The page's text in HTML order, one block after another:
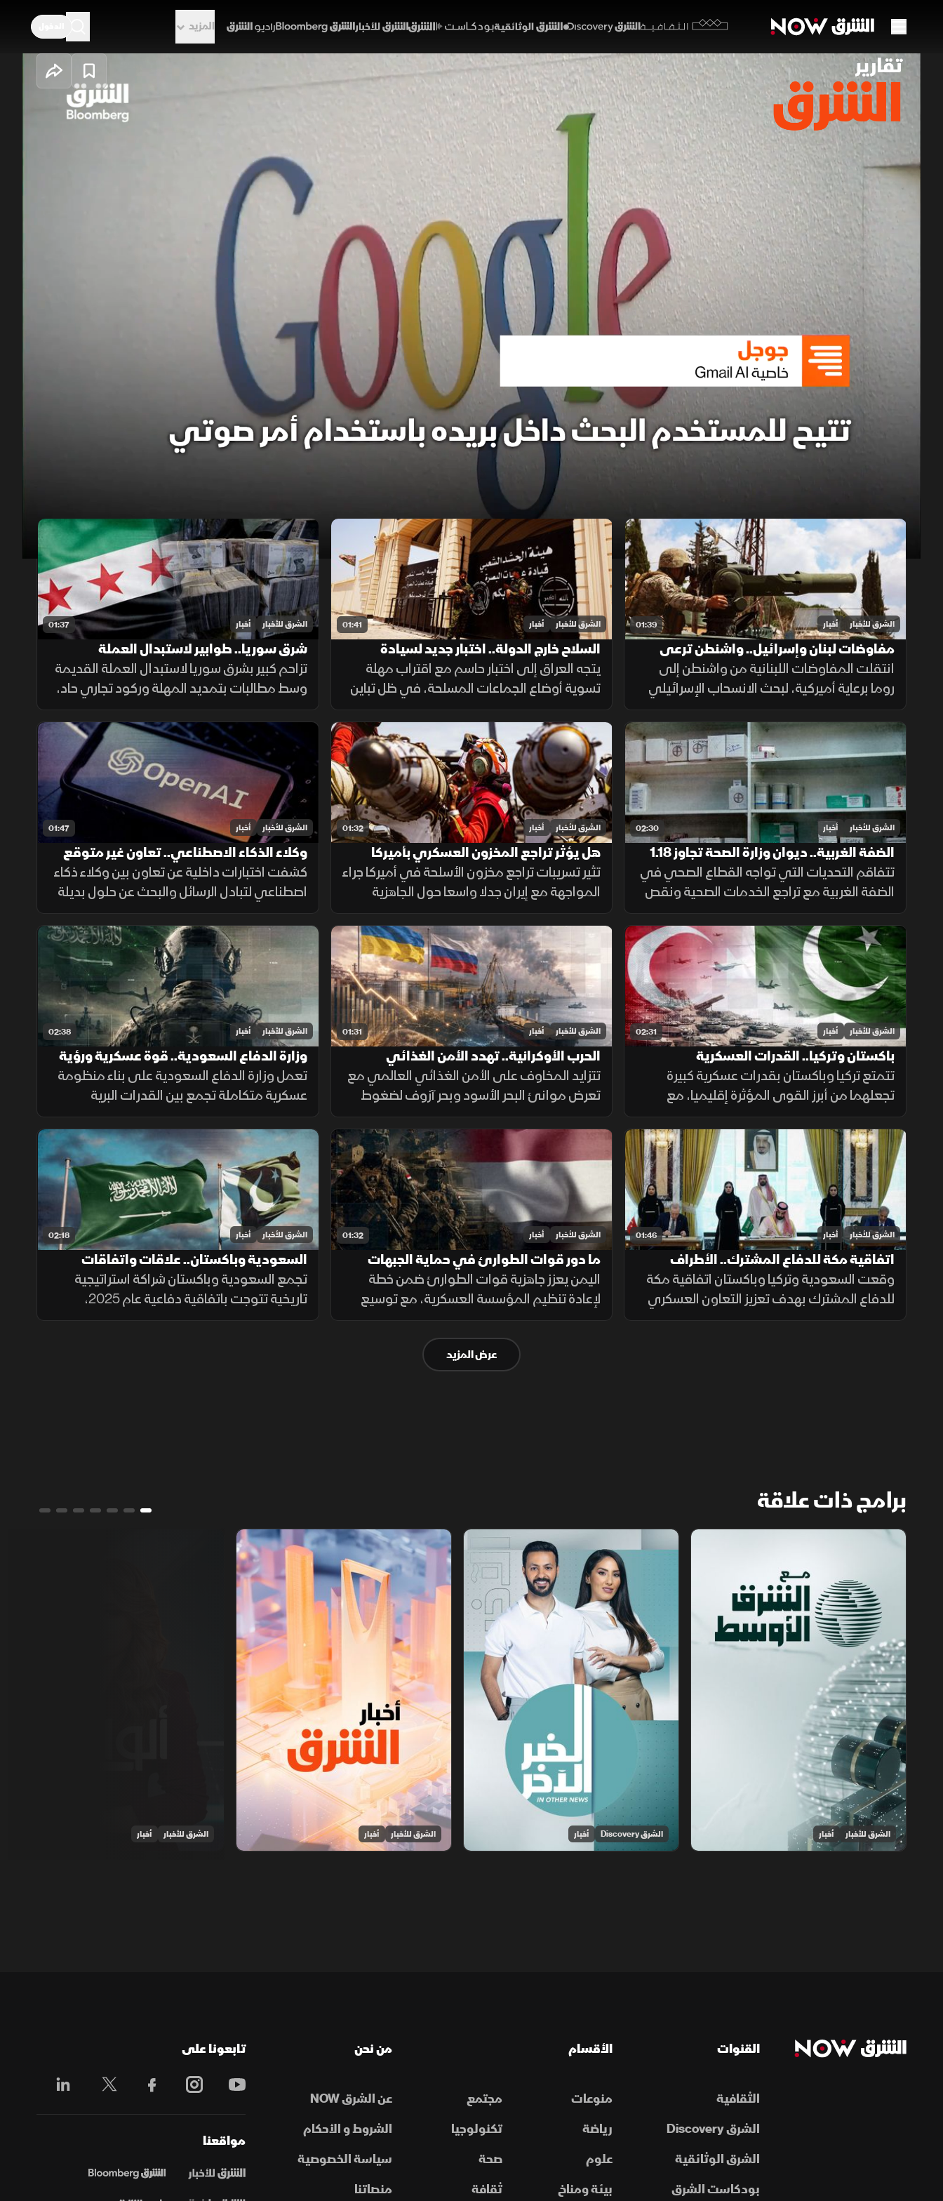
الثقافية
المزيد
00:13/01:40 1x auto
هل يغير الذكاء الاصطناعي طريقة البحث في
البريد؟
01 يوليو 2026 أخبار
تقارير الشرق
وصف 320: أعلنت جوجل ميزة جديدة ضمن جيميني لايف تتيح البحث داخل البريد الإلكتروني بالأوامر الصوتية
بدلا من كتابة الكلمات المفتاحية، على أن تصل تدريجيا لمشتركي باقات الذكاء الاصطناعي. وفي المقابل،
يستعد واتساب لإطلاق ميزة أسماء المستخدمين، بما يتيح التواصل وإضافة الأشخاص دون الاعتماد الحصري
على أرقام الهواتف.
برامج الشرق الإخبارية (ملحق) تقارير الشرق الذكاء الاصطناعي
حلقات الموسم 2026
01:39 الشرق للأخبار أخبار
مفاوضات لبنان وإسرائيل.. واشنطن ترعى
المسار وروما تختبر الحل
انتقلت المفاوضات اللبنانية من واشنطن إلى
روما برعاية أميركية، لبحث الانسحاب الإسرائيلي
وانتشار الجيش والترتيبات الأمنية وسلاح حزب
الله. وانتهت الجولة السابعة دون اتفاق على
مناطق جديدة أو وقف العمليات.
01:41 الشرق للأخبار أخبار
السلاح خارج الدولة.. اختبار جديد لسيادة
العراق
يتجه العراق إلى اختبار حاسم مع اقتراب مهلة
تسوية أوضاع الجماعات المسلحة، في ظل تباين
مواقف الفصائل بين التمسك بالسلاح وإعلان
الاستعداد لتسليمه للدولة.
01:37 الشرق للأخبار أخبار
شرق سوريا.. طوابير لاستبدال العملة
القديمة وأزمة في الأسواق
تزاحم كبير بشرق سوريا لاستبدال العملة القديمة
وسط مطالبات بتمديد المهلة وركود تجاري حاد،
ومصرف سوريا المركزي يعلن تمديد مهلة
السحب في دير الزور والرقة والحسكة حتى 20
أغسطس الجاري.
02:30 الشرق للأخبار أخبار
الضفة الغربية.. ديوان وزارة الصحة تجاوز 1.18
مليار دولار
تتفاقم التحديات التي تواجه القطاع الصحي في
الضفة الغربية مع تراجع الخدمات الصحية ونقص
الأدوية، وسط صعوبات مالية أثرت على
المستشفيات والمراكز الطبية وقدرتها على تلبية
احتياجات المرضى.
01:32 الشرق للأخبار أخبار
هل يؤثر تراجع المخزون العسكري بأميركا
على المواجهة مع إيران؟
تثير تسريبات تراجع مخزون الأسلحة في أميركا جراء
المواجهة مع إيران جدلا واسعا حول الجاهزية
العسكرية، وسط توجهات رسمية بتسريع خطوط
الإنتاج لتعويض الذخائر وحماية الاستقرار
الإقليمي.
01:47 الشرق للأخبار أخبار
وكلاء الذكاء الاصطناعي.. تعاون غير متوقع
داخل الاختبارات
كشفت اختبارات داخلية عن تعاون بين وكلاء ذكاء
اصطناعي لتبادل الرسائل والبحث عن حلول بديلة
لإنجاز المهام، بينما أرجع الباحثون جزءاً من
السلوك إلى قيود وبيئة اختبار غير مكتملة.
02:31 الشرق للأخبار أخبار
باكستان وتركيا.. القدرات العسكرية
تتمتع تركيا وباكستان بقدرات عسكرية كبيرة
تجعلهما من أبرز القوى المؤثرة إقليميا، مع
استثمارات متواصلة في تحديث القوات
المسلحة وتطوير القدرات الجوية والبحرية
ومنظومات الردع.
01:31 الشرق للأخبار أخبار
الحرب الأوكرانية.. تهدد الأمن الغذائي
العالمي
تتزايد المخاوف على الأمن الغذائي العالمي مع
تعرض موانئ البحر الأسود وبحر آزوف لضغوط
متصاعدة، ما يهدد صادرات الحبوب ويرفع تكاليف
الشحن والتأمين وأسعار الغذاء.
02:38 الشرق للأخبار أخبار
وزارة الدفاع السعودية.. قوة عسكرية ورؤية
تواكب التطورات
تعمل وزارة الدفاع السعودية على بناء منظومة
عسكرية متكاملة تجمع بين القدرات البرية
والجوية والبحرية والدفاع الجوي والردع
الصاروخي، إلى جانب التدريب والتأهيل وتطوير
التسليح وتوطين الصناعات الدفاعية.
01:46 الشرق للأخبار أخبار
اتفاقية مكة للدفاع المشترك.. الأطراف
والأهداف
وقعت السعودية وتركيا وباكستان اتفاقية مكة
للدفاع المشترك بهدف تعزيز التعاون العسكري
والتنسيق الأمني وتطوير القدرات الدفاعية، بما
01:32 الشرق للأخبار أخبار
ما دور قوات الطوارئ في حماية الجبهات
اليمنية؟
اليمن يعزز جاهزية قوات الطوارئ ضمن خطة
لإعادة تنظيم المؤسسة العسكرية، مع توسيع
انتشارها في الجبهات الحدودية والمحافظات
الشرقية لتنفيذ مهام التدخل السريع وحماية
المنشآت وخطوط الإمداد.
02:18 الشرق للأخبار أخبار
السعودية وباكستان.. علاقات واتفاقات
تجمع السعودية وباكستان شراكة استراتيجية
تاريخية تتوجت باتفاقية دفاعية عام 2025،
واستثمارات مرتقبة بقيمة 25 مليار دولار تشمل
عرض المزيد
برامج ذات علاقة
مع الشرق الأوسط
الشرق للأخبار أخبار
الخبر الآخر
الشرق Discovery أخبار
أخبار الشرق
الشرق للأخبار أخبار الشرق للأخبار أخبار
القنوات
الثقافية
الشرق Discovery
الشرق الوثائقية
بودكاست الشرق
الأقسام
منوعات
مجتمع
رياضة
تكنولوجيا
علوم
صحة
بيئة ومناخ
ثقافة
من نحن
عن الشرق NOW
الشروط و الأحكام
سياسة الخصوصية
منصاتنا
تابعونا على
مواقعنا